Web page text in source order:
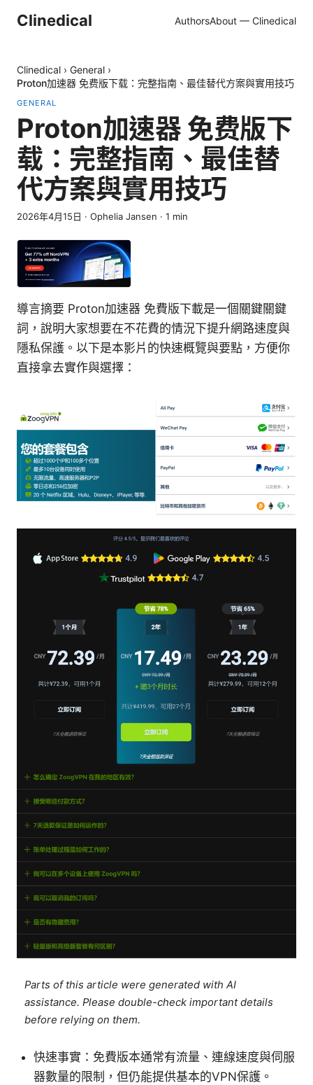
Clinedical AuthorsAbout — Clinedical
Clinedical › General ›
Proton加速器 免费版下载：完整指南、最佳替代方案與實用技巧
GENERAL
Proton加速器 免费版下
载：完整指南、最佳替
代方案與實用技巧
2026年4月15日 · Ophelia Jansen · 1 min
導言摘要 Proton加速器 免費版下載是一個關鍵關鍵
詞，說明大家想要在不花費的情況下提升網路速度與
隱私保護。以下是本影片的快速概覽與要點，方便你
直接拿去實作與選擇：
Parts of this article were generated with AI
assistance. Please double-check important details
before relying on them.
快速事實：免費版本通常有流量、連線速度與伺服
器數量的限制，但仍能提供基本的VPN保護。